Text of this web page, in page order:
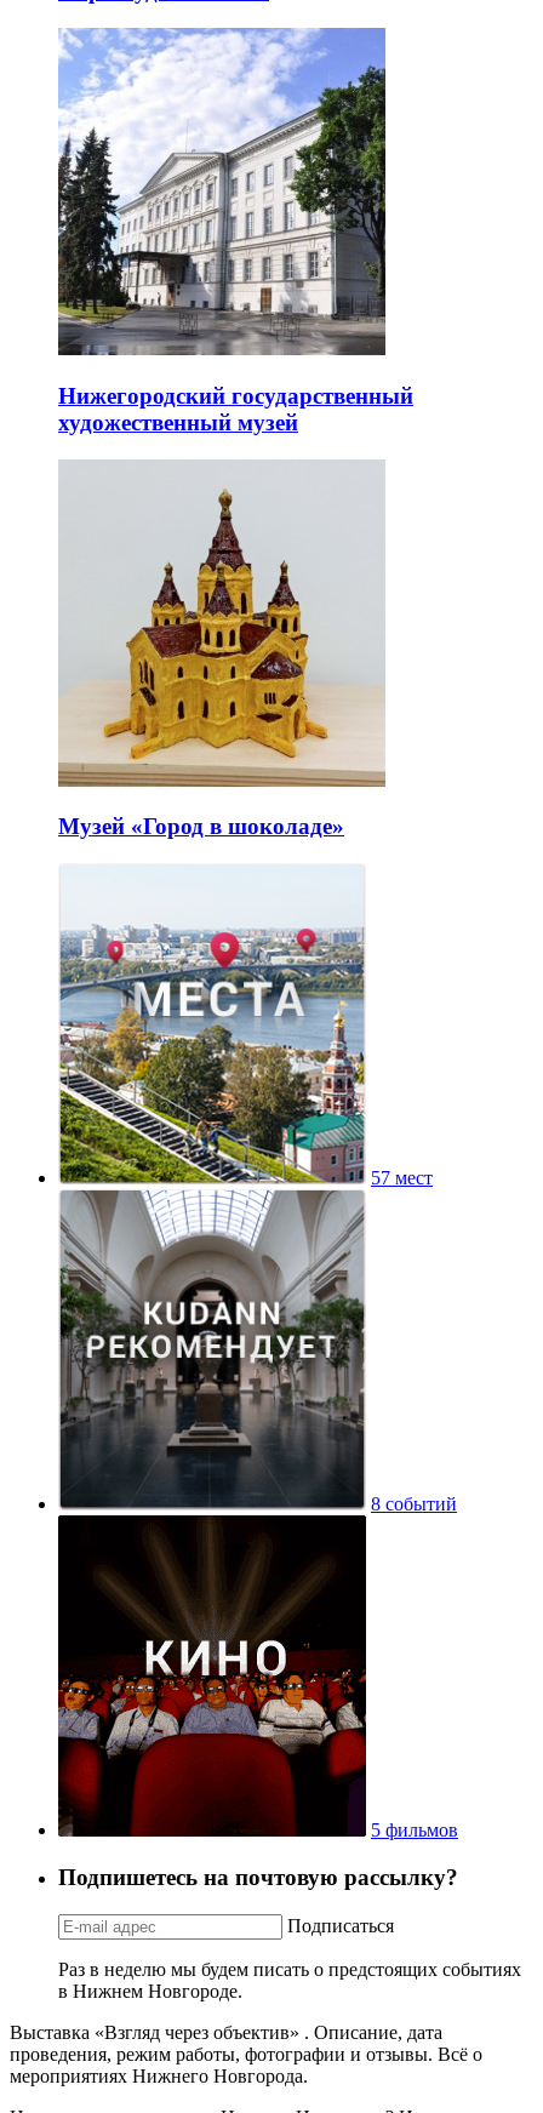
Нижегородский государственный
художественный музей
Музей «Город в шоколаде»
57 мест
8 событий
5 фильмов
Подпишетесь на почтовую рассылку?
Подписаться
Раз в неделю мы будем писать о предстоящих событиях
в Нижнем Новгороде.
Выставка «Взгляд через объектив» . Описание, дата
проведения, режим работы, фотографии и отзывы. Всё о
мероприятиях Нижнего Новгорода.